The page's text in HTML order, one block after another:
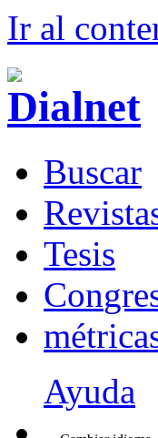
Ir al
Buscar
R
Tesis
Con
m
Ayuda